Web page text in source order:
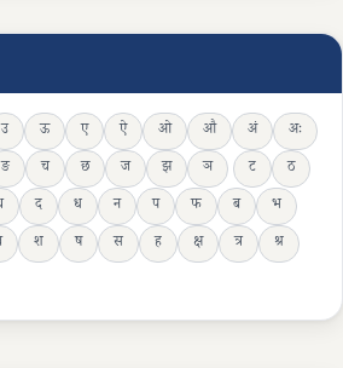
उ ऊ ए ऐ ओ औ अं
अः
ङ च छ ज झ ञ ट
ठ
द ध न प फ ब
भ
श ष स ह क्ष त्र
श्र